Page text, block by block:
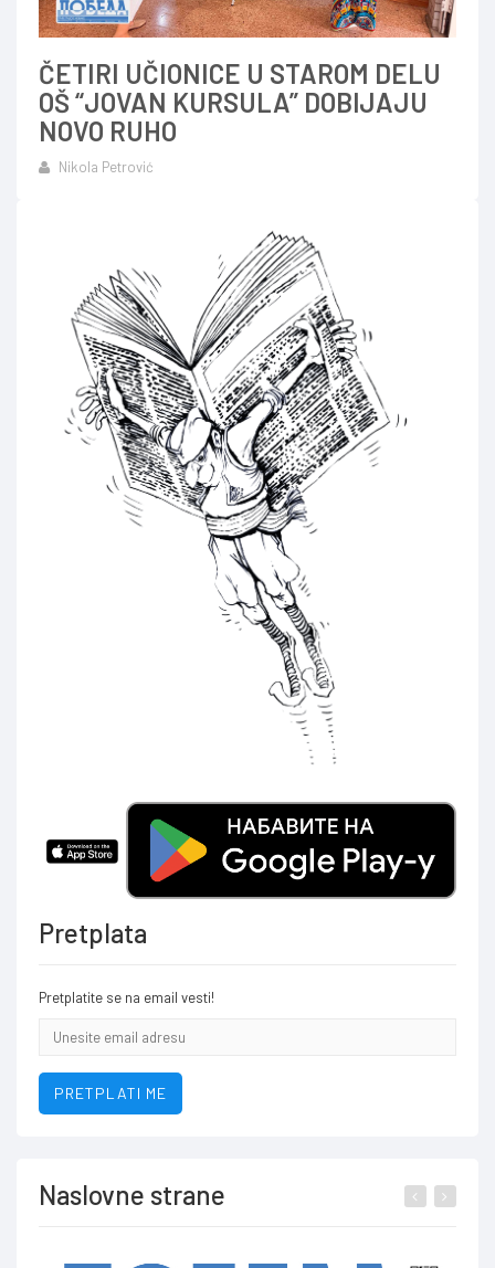
ČETIRI UČIONICE U STAROM DELU
OŠ “JOVAN KURSULA” DOBIJAJU
NOVO RUHO
Nikola Petrović
Pretplata
Pretplatite se na email vesti!
Email
addresa
PRETPLATI ME
Naslovne strane